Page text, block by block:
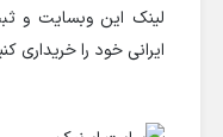
لینک این وبسایت و
ایرانی خود را خریداری